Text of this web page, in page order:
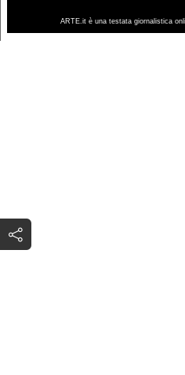
ARTE.it è una testata giornalistica